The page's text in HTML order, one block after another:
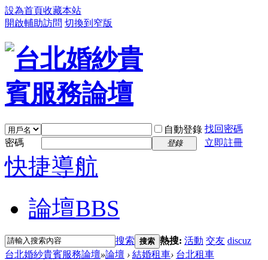
設為首頁收藏本站
開啟輔助訪問 切換到窄版
自動登錄 找回密碼
密碼
登錄 立即註冊
快捷導航
論壇BBS
搜索 搜索 熱搜: 活動 交友 discuz
台北婚紗貴賓服務論壇»論壇 › 結婚租車› 台北租車